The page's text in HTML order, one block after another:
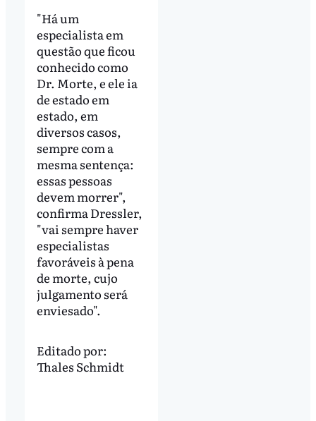
"Há um
especialista em
questão que ficou
conhecido como
Dr. Morte, e ele ia
de estado em
estado, em
diversos casos,
sempre com a
mesma sentença:
essas pessoas
devem morrer",
confirma Dressler,
"vai sempre haver
especialistas
favoráveis à pena
de morte, cujo
julgamento será
enviesado".
Editado por:
Thales Schmidt